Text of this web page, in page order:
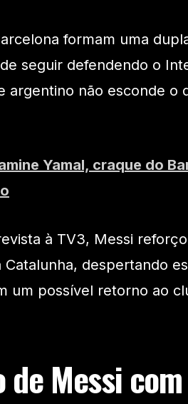
formam uma
seguir defendendo o
argentino não esconde o
Yamal, craque do
à TV3, Messi
Catalunha, despertando
um possível retorno ao
de Messi